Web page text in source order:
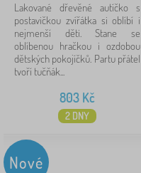
Lakované dřevěné autíčko s
postavičkou zvířátka si oblíbí i
nejmenší děti. Stane se
oblíbenou hračkou i ozdobou
dětských pokojíčků. Partu přátel
tvoří tučňák...
803 Kč
2 DNY
Nové